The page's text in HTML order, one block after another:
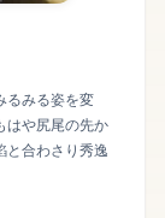
るみる姿を変
はや尻尾の先か
と合わさり秀逸